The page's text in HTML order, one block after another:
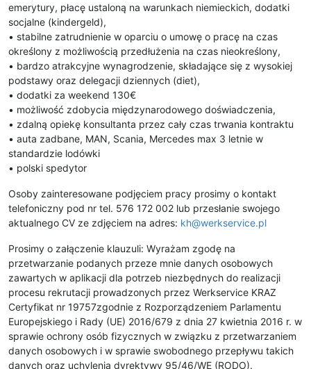
emerytury, płacę ustaloną na warunkach niemieckich, dodatki
socjalne (kindergeld),
• stabilne zatrudnienie w oparciu o umowę o pracę na czas
określony z możliwością przedłużenia na czas nieokreślony,
• bardzo atrakcyjne wynagrodzenie, składające się z wysokiej
podstawy oraz delegacji dziennych (diet),
• dodatki za weekend 130€
• możliwość zdobycia międzynarodowego doświadczenia,
• zdalną opiekę konsultanta przez cały czas trwania kontraktu
• auta zadbane, MAN, Scania, Mercedes max 3 letnie w
standardzie lodówki
• polski spedytor
Osoby zainteresowane podjęciem pracy prosimy o kontakt
telefoniczny pod nr tel. 576 172 002 lub przesłanie swojego
aktualnego CV ze zdjęciem na adres: kh@werkservice.pl
Prosimy o załączenie klauzuli: Wyrażam zgodę na
przetwarzanie podanych przeze mnie danych osobowych
zawartych w aplikacji dla potrzeb niezbędnych do realizacji
procesu rekrutacji prowadzonych przez Werkservice KRAZ
Certyfikat nr 19757zgodnie z Rozporządzeniem Parlamentu
Europejskiego i Rady (UE) 2016/679 z dnia 27 kwietnia 2016 r. w
sprawie ochrony osób fizycznych w związku z przetwarzaniem
danych osobowych i w sprawie swobodnego przepływu takich
danych oraz uchylenia dyrektywy 95/46/WE (RODO).